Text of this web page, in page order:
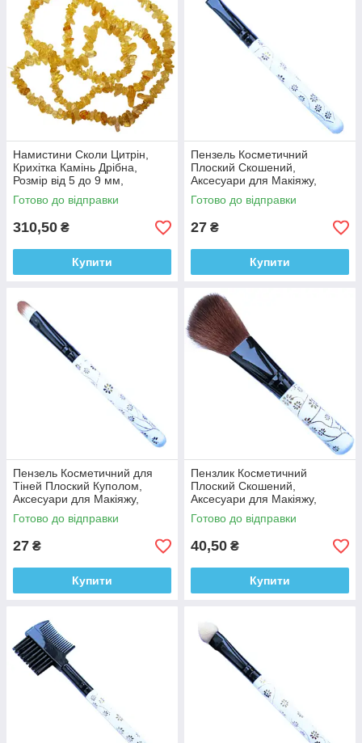
Намистини Сколи Цитрін,
Крихітка Камінь Дрібна,
Розмір від 5 до 9 мм,
Фурнітура Біжутерія
Готово до відправки
310,50 ₴
Купити
Пензель Косметичний
Плоский Скошений,
Аксесуари для Макіяжу,
Пензлі для Обличчя, для
Тіней, для Повік
Готово до відправки
27 ₴
Купити
Пензель Косметичний для
Тіней Плоский Куполом,
Аксесуари для Макіяжу,
Пензлі для Обличчя, для
Тіней
Готово до відправки
27 ₴
Купити
Пензлик Косметичний
Плоский Скошений,
Аксесуари для Макіяжу,
Пензлики для Обличчя, для
Тіней
Готово до відправки
40,50 ₴
Купити